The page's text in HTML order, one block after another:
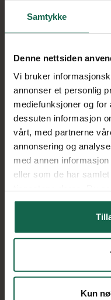
Samtykke
Denne nettsiden
Vi bruker
annonser et personlig
mediefunksjoner og
dessuten informasjon
vårt, med partnerne
annonsering og
med annen
eller som de har
informasjonskapsler
Kun
slitasje. Vi tilbyrkontroll
Elbil og hybrid i
Mange i Lørenskog kjører
bevegelige deler enn
regelmessig vedlikehold.
(som ofte ruster
og generell teknisk
Derfor velger kunder
Service på bilen
Presis feilsøking
Effektiv